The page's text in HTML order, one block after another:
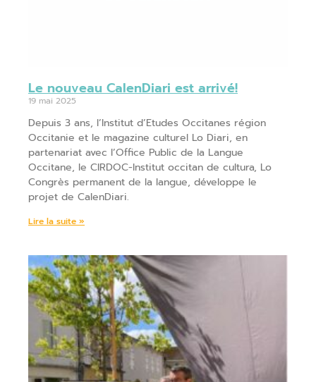
Le nouveau CalenDiari est arrivé!
19 mai 2025
Depuis 3 ans, l’Institut d’Etudes Occitanes région
Occitanie et le magazine culturel Lo Diari, en
partenariat avec l’Office Public de la Langue
Occitane, le CIRDOC-Institut occitan de cultura, Lo
Congrès permanent de la langue, développe le
projet de CalenDiari.
Lire la suite »